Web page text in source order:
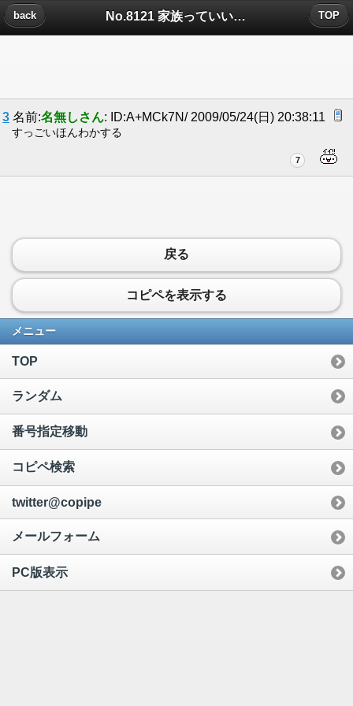
No.8121 家族っていいなについたコメント
back TOP
3 名前:名無しさん: ID:A+MCk7N/ 2009/05/24(日) 20:38:11
すっごいほんわかする
7
戻る
コピペを表示する
メニュー
TOP
ランダム
番号指定移動
コピペ検索
twitter@copipe
メールフォーム
PC版表示